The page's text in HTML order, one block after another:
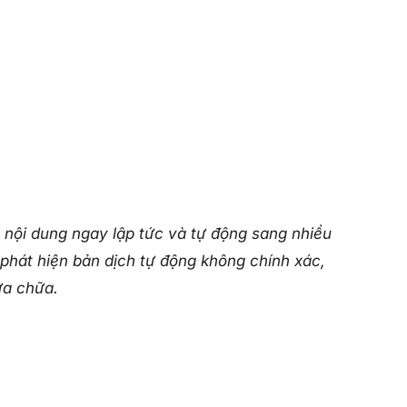
dung ngay lập tức và tự động sang nhiều
hiện bản dịch tự động không chính xác,
chữa.